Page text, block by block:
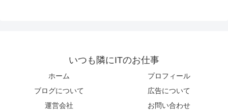
いつも隣にITのお仕事
ホーム
プロフィール
ブログについて
広告について
運営会社
お問い合わせ